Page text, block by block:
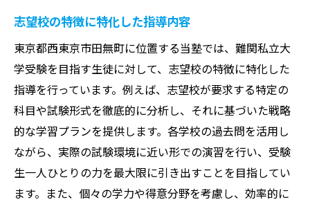
志望校の特徴に特化した指導内容
東京都西東京市田無町に位置する当塾では、難関私立大
学受験を目指す生徒に対して、志望校の特徴に特化した
指導を行っています。例えば、志望校が要求する特定の
科目や試験形式を徹底的に分析し、それに基づいた戦略
的な学習プランを提供します。各学校の過去問を活用し
ながら、実際の試験環境に近い形での演習を行い、受験
生一人ひとりの力を最大限に引き出すことを目指してい
ます。また、個々の学力や得意分野を考慮し、効率的に